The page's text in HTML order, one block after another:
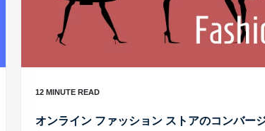
オンライン ファッション ストアのコンバー